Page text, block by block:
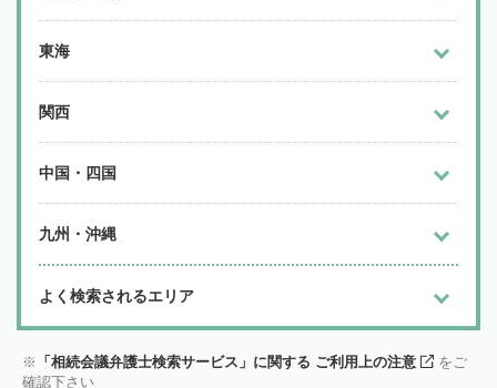
東海
関西
中国・四国
九州・沖縄
よく検索されるエリア
「相続会議弁護士検索サービス」に関する ご利用上の注意
をご
確認下さい